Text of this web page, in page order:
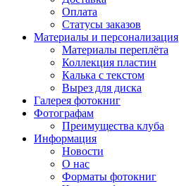
Оплата
Статусы заказов
Материалы и персонализация
Материалы переплёта
Коллекция пластин
Калька с текстом
Вырез для диска
Галерея фотокниг
Фотографам
Преимущества клуба
Информация
Новости
О нас
Форматы фотокниг